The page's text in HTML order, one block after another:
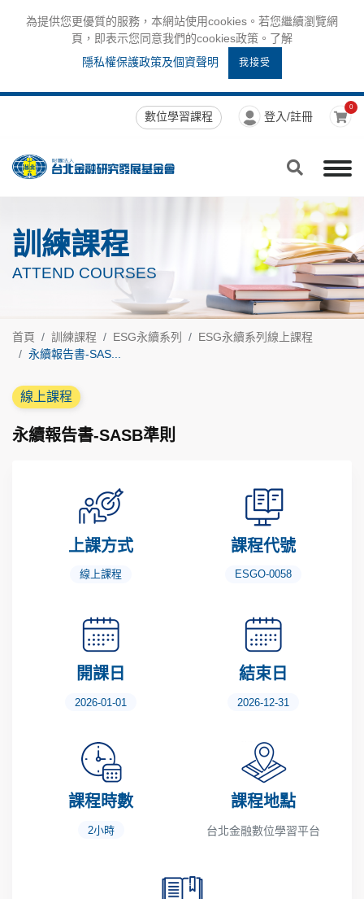
為提供您更優質的服務，本網站使用cookies。若您繼續瀏覽網
頁，即表示您同意我們的cookies政策。了解
隱私權保護政策及個資聲明
我接受
數位學習課程 登入/註冊
0
訓練課程
ATTEND COURSES
首頁 訓練課程 ESG永續系列
ESG永續系列線上課程
永續報告書-SAS...
線上課程
永續報告書-SASB準則
上課方式
線上課程
課程代號
ESGO-0058
開課日
2026-01-01
結束日
2026-12-31
課程時數
2小時
課程地點
台北金融數位學習平台